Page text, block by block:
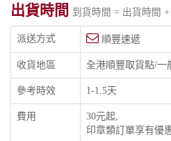
出貨時間 到貨時間 = 出貨時間
派送方式 順豐速遞
收貨地區 全港順豐取貨點/一
參考時效 1-1.5天
費用
30元起,
印章類訂單享有優